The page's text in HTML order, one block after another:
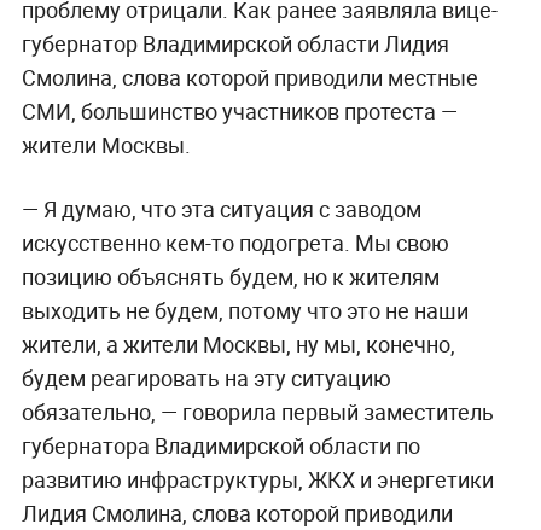
проблему отрицали. Как ранее заявляла вице-
губернатор Владимирской области Лидия
Смолина, слова которой приводили местные
СМИ, большинство участников протеста —
жители Москвы.
— Я думаю, что эта ситуация с заводом
искусственно кем-то подогрета. Мы свою
позицию объяснять будем, но к жителям
выходить не будем, потому что это не наши
жители, а жители Москвы, ну мы, конечно,
будем реагировать на эту ситуацию
обязательно, — говорила первый заместитель
губернатора Владимирской области по
развитию инфраструктуры, ЖКХ и энергетики
Лидия Смолина, слова которой приводили